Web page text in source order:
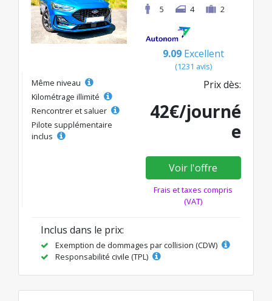
5
4 2
9.09 Excellent
(1231 avis)
Même niveau
Kilométrage illimité
Rencontrer et saluer
Pilote supplémentaire
inclus
Prix dès:
42€/journé
e
Voir l'offre
Frais et taxes compris
(VAT)
Inclus dans le prix:
Exemption de dommages par collision (CDW)
Responsabilité civile (TPL)